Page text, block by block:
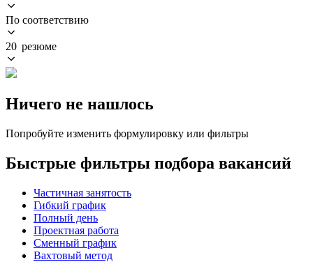
По соответствию
20 резюме
Ничего не нашлось
Попробуйте изменить формулировку или фильтры
Быстрые фильтры подбора вакансий
Частичная занятость
Гибкий график
Полный день
Проектная работа
Сменный график
Вахтовый метод